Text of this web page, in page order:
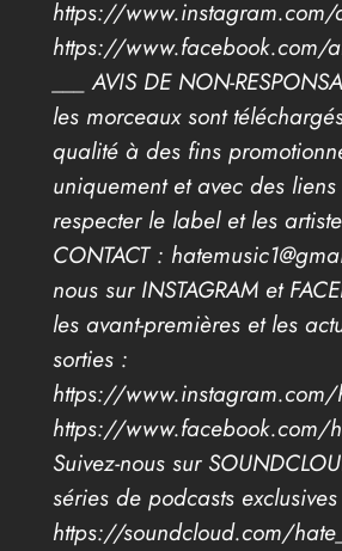
https://
https://www.facebook.com/
___ AVIS DE NON-
les morceaux sont
qualité à des fins
uniquement et avec des liens
respecter le label et les
CONTACT :
nous sur INSTAGRAM et
les avant-premières et les
sorties :
https://www.instagram.com/
https://www.facebook.com/
Suivez-nous sur
séries de podcasts
https://soundcloud.com/